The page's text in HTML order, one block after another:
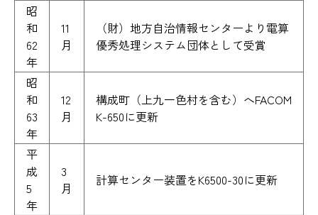
昭
和
62
年
11
月
（財）地方自治情報センターより電算
優秀処理システム団体として受賞
昭
和
63
年
12
月
構成町（上九一色村を含む）へFACOM
K-650に更新
平
成
5
年
3
月
計算センター装置をK6500-30に更新